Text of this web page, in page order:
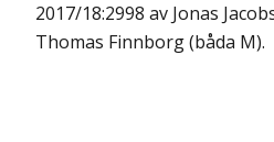
2017/18:2998 av Jonas
Thomas Finnborg (båda M).